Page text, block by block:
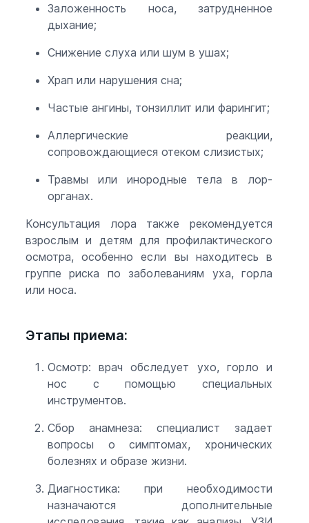
Заложенность носа, затрудненное
дыхание;
Снижение слуха или шум в ушах;
Храп или нарушения сна;
Частые ангины, тонзиллит или фарингит;
Аллергические реакции,
сопровождающиеся отеком слизистых;
Травмы или инородные тела в лор-
органах.
Консультация лора также рекомендуется
взрослым и детям для профилактического
осмотра, особенно если вы находитесь в
группе риска по заболеваниям уха, горла
или носа.
Этапы приема:
Осмотр: врач обследует ухо, горло и
нос с помощью специальных
инструментов.
Сбор анамнеза: специалист задает
вопросы о симптомах, хронических
болезнях и образе жизни.
Диагностика: при необходимости
назначаются дополнительные